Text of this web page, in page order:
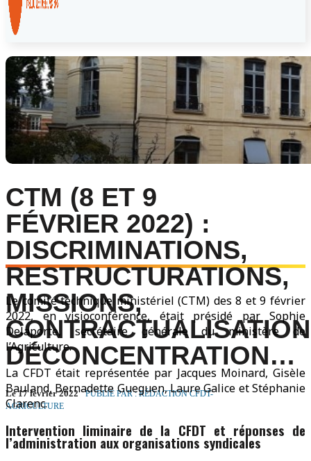
CTM (8 ET 9
FÉVRIER 2022) :
DISCRIMINATIONS,
RESTRUCTURATIONS,
MISSIONS,
DÉCONCENTRATION…
Le 17 février 2022
PUBLIÉ PAR : RÉDACTION CFDT-
AGRICULTURE
Le comité technique ministériel (CTM) des 8 et 9 février
2022, en visioconférence, était présidé par Sophie
Delaporte, secrétaire générale du ministère de
l’Agriculture.
La CFDT était représentée par Jacques Moinard, Gisèle
Bauland, Bernadette Gueguen, Laure Galice et Stéphanie
Clarenc.
Intervention liminaire de la CFDT et réponses de
l’administration aux organisations syndicales